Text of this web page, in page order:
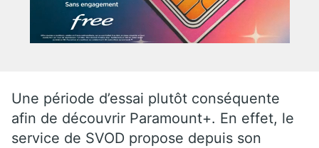
Une période d’essai plutôt conséquente
afin de découvrir Paramount+. En effet, le
service de SVOD propose depuis son